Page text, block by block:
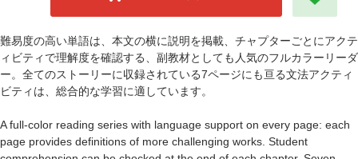
難易度の高い単語は、本文の横に説明を掲載、チャプターごとにアクテ
ィビティで理解度を確認する、副教材としても人気のフルカラーリーダ
ー。全てのストーリーに収録されている7ページにも亘る文法アクティ
ビティは、総合的な学習に適しています。
A full-color reading series with language support on every page: each
page provides definitions of more challenging works. Student